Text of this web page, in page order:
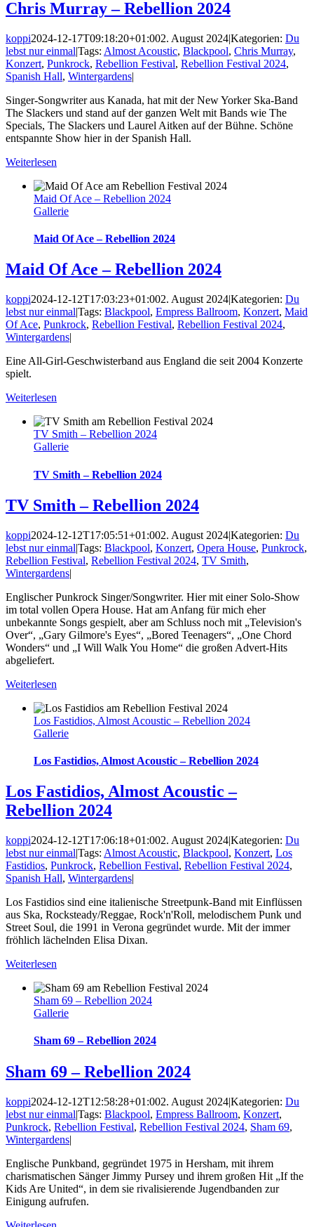
Chris Murray – Rebellion 2024
koppi2024-12-17T09:18:20+01:002. August 2024|Kategorien: Du
lebst nur einmal|Tags: Almost Acoustic, Blackpool, Chris Murray,
Konzert, Punkrock, Rebellion Festival, Rebellion Festival 2024,
Spanish Hall, Wintergardens|
Singer-Songwriter aus Kanada, hat mit der New Yorker Ska-Band
The Slackers und stand auf der ganzen Welt mit Bands wie The
Specials, The Slackers und Laurel Aitken auf der Bühne. Schöne
entspannte Show hier in der Spanish Hall.
Weiterlesen
Maid Of Ace – Rebellion 2024
Gallerie
Maid Of Ace – Rebellion 2024
Maid Of Ace – Rebellion 2024
koppi2024-12-12T17:03:23+01:002. August 2024|Kategorien: Du
lebst nur einmal|Tags: Blackpool, Empress Ballroom, Konzert, Maid
Of Ace, Punkrock, Rebellion Festival, Rebellion Festival 2024,
Wintergardens|
Eine All-Girl-Geschwisterband aus England die seit 2004 Konzerte
spielt.
Weiterlesen
TV Smith – Rebellion 2024
Gallerie
TV Smith – Rebellion 2024
TV Smith – Rebellion 2024
koppi2024-12-12T17:05:51+01:002. August 2024|Kategorien: Du
lebst nur einmal|Tags: Blackpool, Konzert, Opera House, Punkrock,
Rebellion Festival, Rebellion Festival 2024, TV Smith,
Wintergardens|
Englischer Punkrock Singer/Songwriter. Hier mit einer Solo-Show
im total vollen Opera House. Hat am Anfang für mich eher
unbekannte Songs gespielt, aber am Schluss noch mit „Television's
Over“, „Gary Gilmore's Eyes“, „Bored Teenagers“, „One Chord
Wonders“ und „I Will Walk You Home“ die großen Advert-Hits
abgeliefert.
Weiterlesen
Los Fastidios, Almost Acoustic – Rebellion 2024
Gallerie
Los Fastidios, Almost Acoustic – Rebellion 2024
Los Fastidios, Almost Acoustic –
Rebellion 2024
koppi2024-12-12T17:06:18+01:002. August 2024|Kategorien: Du
lebst nur einmal|Tags: Almost Acoustic, Blackpool, Konzert, Los
Fastidios, Punkrock, Rebellion Festival, Rebellion Festival 2024,
Spanish Hall, Wintergardens|
Los Fastidios sind eine italienische Streetpunk-Band mit Einflüssen
aus Ska, Rocksteady/Reggae, Rock'n'Roll, melodischem Punk und
Street Soul, die 1991 in Verona gegründet wurde. Mit der immer
fröhlich lächelnden Elisa Dixan.
Weiterlesen
Sham 69 – Rebellion 2024
Gallerie
Sham 69 – Rebellion 2024
Sham 69 – Rebellion 2024
koppi2024-12-12T12:58:28+01:002. August 2024|Kategorien: Du
lebst nur einmal|Tags: Blackpool, Empress Ballroom, Konzert,
Punkrock, Rebellion Festival, Rebellion Festival 2024, Sham 69,
Wintergardens|
Englische Punkband, gegründet 1975 in Hersham, mit ihrem
charismatischen Sänger Jimmy Pursey und ihrem großen Hit „If the
Kids Are United“, in dem sie rivalisierende Jugendbanden zur
Einigung aufrufen.